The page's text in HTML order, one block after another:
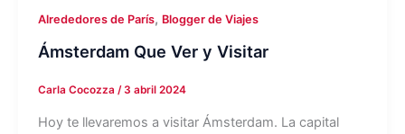
Alrededores de París, Blogger de Viajes
Ámsterdam Que Ver y Visitar
Carla Cocozza / 3 abril 2024
Hoy te llevaremos a visitar Ámsterdam. La capital